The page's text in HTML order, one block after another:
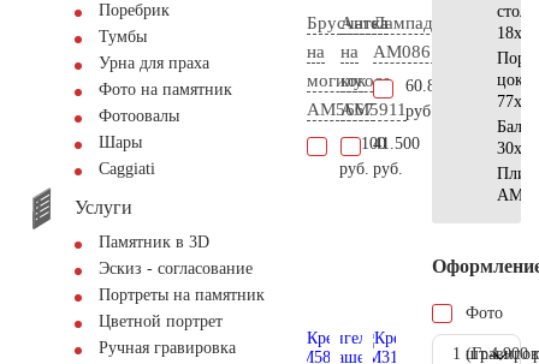
Поребрик
Тумбы
Урна для праха
Фото на памятник
Фотоовалы
Шары
Сaggiati
Услуги
Памятник в 3D
Эскиз - согласование
Портреты на памятник
Цветной портрет
Ручная гравировка
Брусчатка
на
могилу
AM5667
17.100
руб.
Ангел
на
кокосе
AM5911
41.500
руб.
Лампада
AM0867
60.800
руб.
Фото
1 шт.4.900